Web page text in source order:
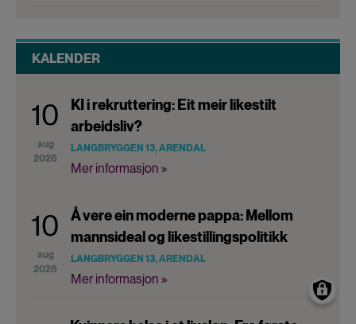
KALENDER
10
aug
2026
KI i rekruttering: Eit meir likestilt
arbeidsliv?
LANGBRYGGEN 13, ARENDAL
Mer informasjon »
10
aug
2026
Å vere ein moderne pappa: Mellom
mannsideal og likestillingspolitikk
LANGBRYGGEN 13, ARENDAL
Mer informasjon »